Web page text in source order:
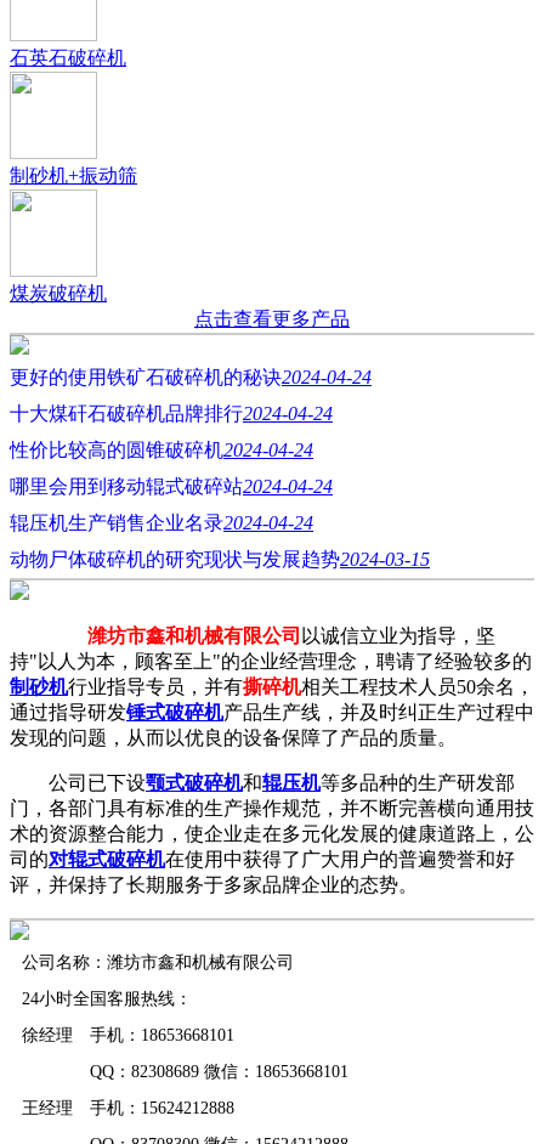
石英石破碎机
制砂机+振动筛
煤炭破碎机
点击查看更多产品
更好的使用铁矿石破碎机的秘诀2024-04-24
十大煤矸石破碎机品牌排行2024-04-24
性价比较高的圆锥破碎机2024-04-24
哪里会用到移动辊式破碎站2024-04-24
辊压机生产销售企业名录2024-04-24
动物尸体破碎机的研究现状与发展趋势2024-03-15
潍坊市鑫和机械有限公司 以诚信立业为指导，坚
持"以人为本，顾客至上"的企业经营理念，聘请了经验较多的
制砂机行业指导专员，并有撕碎机相关工程技术人员50余名，
通过指导研发锤式破碎机产品生产线，并及时纠正生产过程中
发现的问题，从而以优良的设备保障了产品的质量。
公司已下设颚式破碎机和辊压机等多品种的生产研发部
门，各部门具有标准的生产操作规范，并不断完善横向通用技
术的资源整合能力，使企业走在多元化发展的健康道路上，公
司的对辊式破碎机在使用中获得了广大用户的普遍赞誉和好
评，并保持了长期服务于多家品牌企业的态势。
公司名称：潍坊市鑫和机械有限公司
24小时全国客服热线：
徐经理 手机：18653668101
QQ：82308689 微信：18653668101
王经理 手机：15624212888